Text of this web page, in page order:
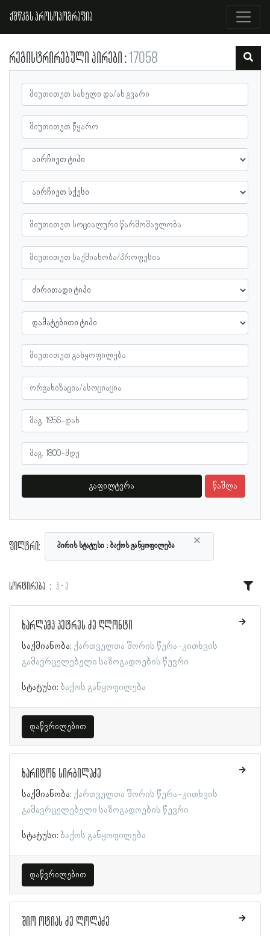
ქშწკგს პროსოპოგრაფია
რეგისტრირებული პირები 17058
გაფილტვრა წაშლა
ფილტრი: ×
პირის სტატუსი ბაქოს განყოფილება
სორტირება ჰ - ა
ხარლამპ პეტრეს ძე ღლონტი
საქმიანობა: ქართველთა შორის წერა-კითხვის
გამავრცელებელი საზოგადოების წევრი
სტატუსი: ბაქოს განყოფილება
დაწვრილებით
ხარიტონ სირბილაძე
საქმიანობა: ქართველთა შორის წერა-კითხვის
გამავრცელებელი საზოგადოების წევრი
სტატუსი: ბაქოს განყოფილება
დაწვრილებით
შიო ოტიას ძე ლოლაძე